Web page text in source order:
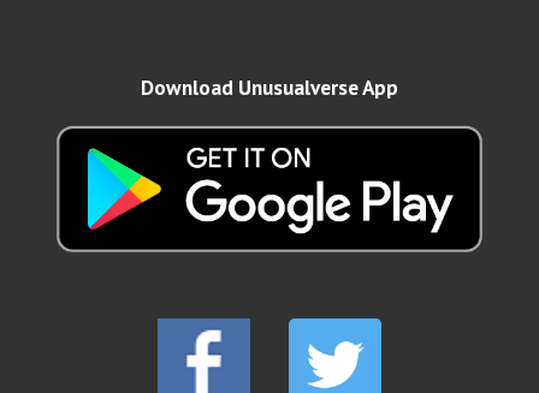
Download Unusualverse App